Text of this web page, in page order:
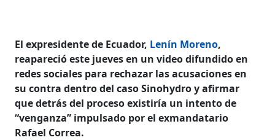
El expresidente de Ecuador, Lenín Moreno,
reapareció este jueves en un video difundido en
redes sociales para rechazar las acusaciones en
su contra dentro del caso Sinohydro y afirmar
que detrás del proceso existiría un intento de
“venganza” impulsado por el exmandatario
Rafael Correa.